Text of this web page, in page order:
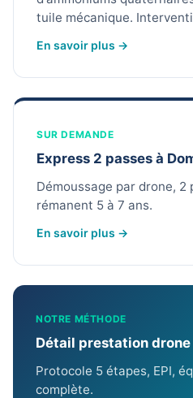
tuile mécanique.
En savoir plus →
SUR DEMANDE
Express 2 passes à
Démoussage par drone,
rémanent 5 à 7 ans.
En savoir plus →
NOTRE MÉTHODE
Détail prestation drone
Protocole 5 étapes, EPI,
complète.